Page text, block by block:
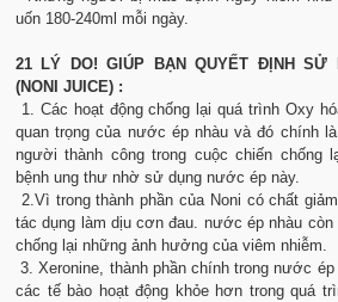
uốn 180-240ml mỗi ngày.
21 LÝ DO! GIÚP BẠN QUYẾT ĐỊNH SỬ
(NONI JUICE) :
1. Các hoạt động chống lại quá trình Oxy
quan trọng của nước ép nhàu và đó chính
người thành công trong cuộc chiến chống
bệnh ung thư nhờ sử dụng nước ép này.
2.Vì trong thành phần của Noni có chất
tác dụng làm dịu cơn đau. nước ép nhàu
chống lại những ảnh hưởng của viêm nhiễm.
3. Xeronine, thành phần chính trong nước
các tế bào hoạt động khỏe hơn trong quá